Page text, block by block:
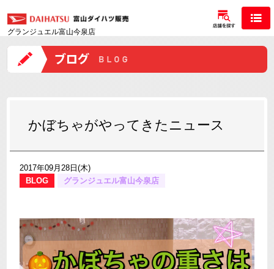
グランジュエル富山今泉店
かぼちゃがやってきたニュース
2017年09月28日(木)
BLOG
グランジュエル富山今泉店